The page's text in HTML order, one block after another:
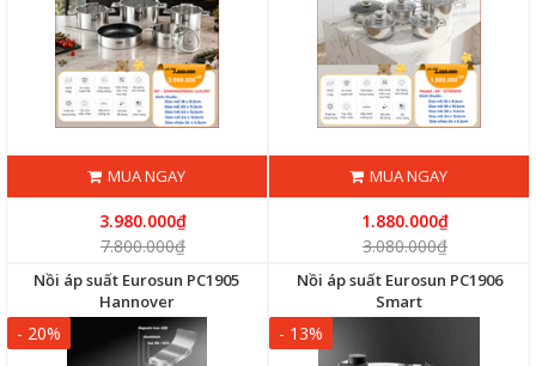
MUA NGAY
3.980.000₫
7.800.000₫
MUA NGAY
1.880.000₫
3.080.000₫
Nồi áp suất Eurosun PC1905
Hannover
- 20%
Nồi áp suất Eurosun PC1906
Smart
- 13%